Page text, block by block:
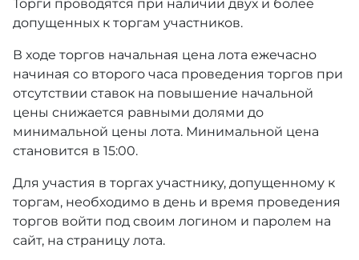
Торги проводятся при наличии двух и более
допущенных к торгам участников.
В ходе торгов начальная цена лота ежечасно
начиная со второго часа проведения торгов при
отсутствии ставок на повышение начальной
цены снижается равными долями до
минимальной цены лота. Минимальной цена
становится в 15:00.
Для участия в торгах участнику, допущенному к
торгам, необходимо в день и время проведения
торгов войти под своим логином и паролем на
сайт, на страницу лота.